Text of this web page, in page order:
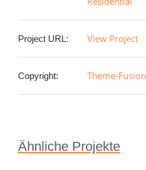
Project URL: View Project
Copyright: Theme-Fusion
Ähnliche Projekte